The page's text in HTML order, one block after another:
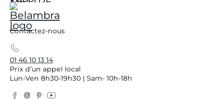
Contactez-nous
01 46 10 13 14
Prix d’un appel local
Lun-Ven 8h30-19h30 | Sam- 10h-18h
Facebook
Instagram
Pinterest
YouTube